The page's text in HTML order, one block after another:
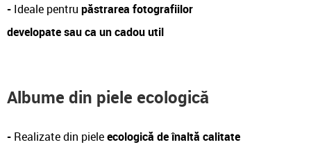
- Ideale pentru păstrarea fotografiilor
developate sau ca un cadou util
Albume din piele ecologică
- Realizate din pieleecologică de înaltă calitate